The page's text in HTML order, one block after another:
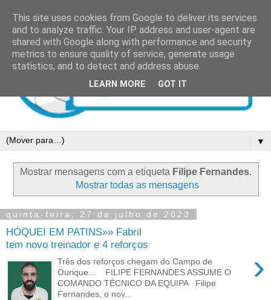
▼
Mostrar mensagens com a etiqueta Filipe Fernandes.
Mostrar todas as mensagens
quinta-feira, 27 de julho de 2023
HÓQUEI EM PATINS»» Fabril
tem novo treinador e 4 reforços
›
Três dos reforços chegam do Campo de
Ourique... FILIPE FERNANDES ASSUME O
COMANDO TÉCNICO DA EQUIPA Filipe
Fernandes, o nov...
This site uses cookies from Google to deliver its services
and to analyze traffic. Your IP address and user-agent are
shared with Google along with performance and security
metrics to ensure quality of service, generate usage
statistics, and to detect and address abuse.
LEARN MORE GOT IT